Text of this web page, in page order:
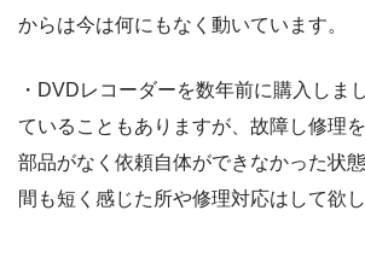
からは今は何にもなく動いています。
・DVDレコーダーを数年前に購入しま
ていることもありますが、故障し修理
部品がなく依頼自体ができなかった状
間も短く感じた所や修理対応はして欲